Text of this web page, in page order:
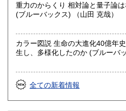
重力のからくり 相対論と量子論
(ブルーバックス) （山田 克哉）
カラー図説 生命の大進化40億年
全ての新着情報